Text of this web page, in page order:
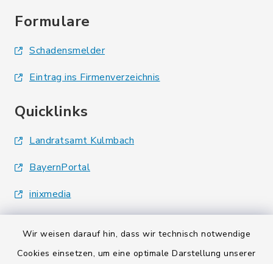
Wir weisen darauf hin, dass wir technisch notwendige
Cookies einsetzen, um eine optimale Darstellung unserer
Formulare
Schadensmelder
Eintrag ins Firmenverzeichnis
Quicklinks
Landratsamt Kulmbach
BayernPortal
inixmedia